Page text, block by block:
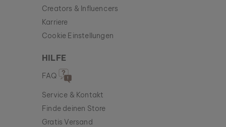
Creators & Influencers
Karriere
Cookie Einstellungen
HILFE
FAQ
Service & Kontakt
Finde deinen Store
Gratis Versand